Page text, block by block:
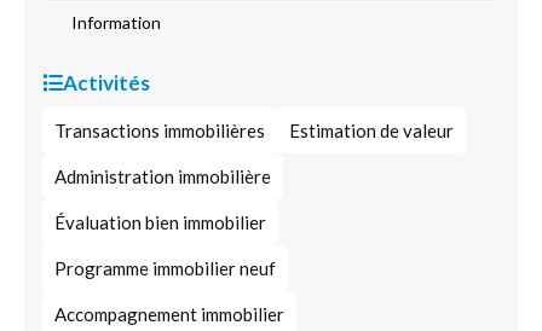
Information
Activités
Transactions immobilières Estimation de valeur
Administration immobilière
Évaluation bien immobilier
Programme immobilier neuf
Accompagnement immobilier